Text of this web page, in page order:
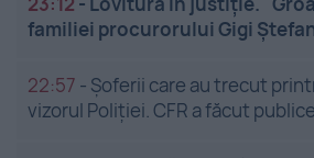
familiei procurorului Gigi
22:57 - Șoferii care au trecut
vizorul Poliției. CFR a făcut